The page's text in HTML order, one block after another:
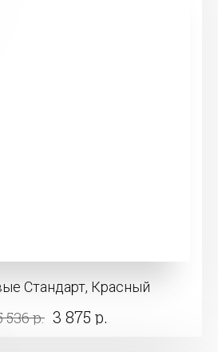
Стандарт, Красный
536 р. 3 875 р.